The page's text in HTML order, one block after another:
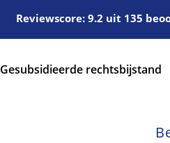
Reviewscore: 9.2 uit 135
Gesubsidieerde rechtsbijstand